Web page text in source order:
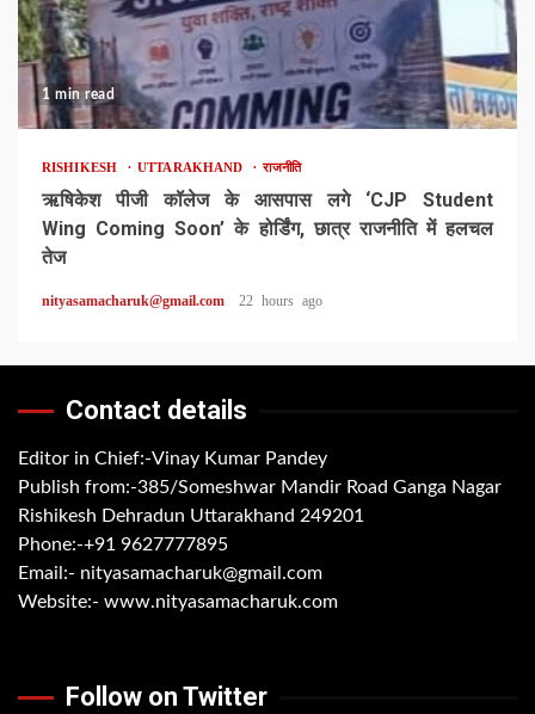
1 min read
RISHIKESH UTTARAKHAND राजनीति
ऋषिकेश पीजी कॉलेज के आसपास लगे ‘CJP Student
Wing Coming Soon’ के होर्डिंग, छात्र राजनीति में हलचल
तेज
nityasamacharuk@gmail.com 22 hours ago
Contact details
Editor in Chief:-Vinay Kumar Pandey
Publish from:-385/Someshwar Mandir Road Ganga Nagar
Rishikesh Dehradun Uttarakhand 249201
Phone:-+91 9627777895
Email:- nityasamacharuk@gmail.com
Website:- www.nityasamacharuk.com
Follow on Twitter